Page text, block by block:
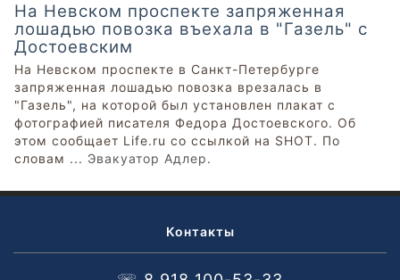
На Невском проспекте запряженная
лошадью повозка въехала в "Газель" с
Достоевским
На Невском проспекте в Санкт-Петербурге
запряженная лошадью повозка врезалась в
"Газель", на которой был установлен плакат с
фотографией писателя Федора Достоевского. Об
этом сообщает Life.ru со ссылкой на SHOT. По
словам ... Эвакуатор Адлер.
Контакты